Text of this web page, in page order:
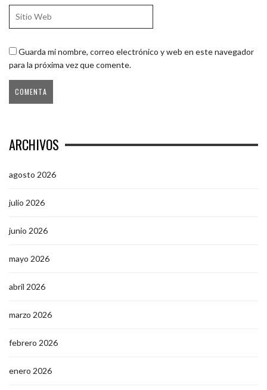
Guarda mi nombre, correo electrónico y web en este navegador
para la próxima vez que comente.
ARCHIVOS
agosto 2026
julio 2026
junio 2026
mayo 2026
abril 2026
marzo 2026
febrero 2026
enero 2026